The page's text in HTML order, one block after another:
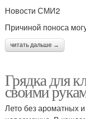
Новости СМИ2
Причиной поноса
читать дальше →
Грядка для
своими
Лето без ароматных